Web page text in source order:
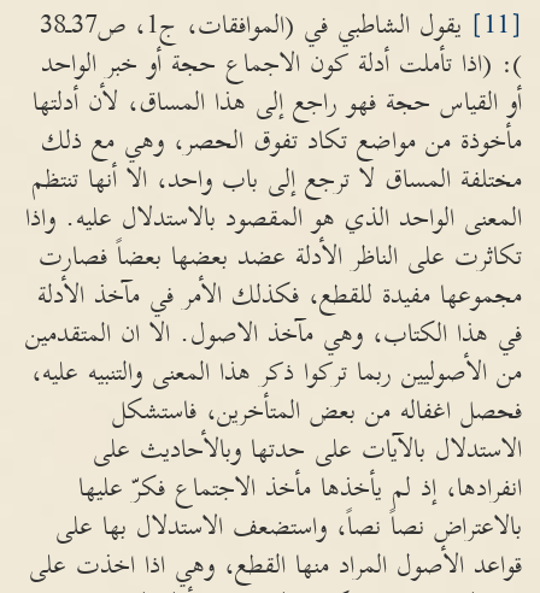
[11]
يقول الشاطبي في (الموافقات، ج1، ص37ـ38
): (اذا تأملت أدلة كون الاجماع حجة أو خبر الواحد
أو القياس حجة فهو راجع إلى هذا المساق، لأن أدلتها
مأخوذة من مواضع تكاد تفوق الحصر، وهي مع ذلك
مختلفة المساق لا ترجع إلى باب واحد، الا أنها تنتظم
المعنى الواحد الذي هو المقصود بالاستدلال عليه. واذا
تكاثرت على الناظر الأدلة عضد بعضها بعضاً فصارت
مجموعها مفيدة للقطع، فكذلك الأمر في مآخذ الأدلة
في هذا الكتاب، وهي مآخذ الاصول. الا ان المتقدمين
من الأصوليين ربما تركوا ذكر هذا المعنى والتنبيه عليه،
فحصل اغفاله من بعض المتأخرين، فاستشكل
الاستدلال بالآيات على حدتها وبالأحاديث على
انفرادها، إذ لم يأخذها مأخذ الاجتماع فكرّ عليها
بالاعتراض نصاً نصاً، واستضعف الاستدلال بها على
قواعد الأصول المراد منها القطع، وهي اذا اخذت على